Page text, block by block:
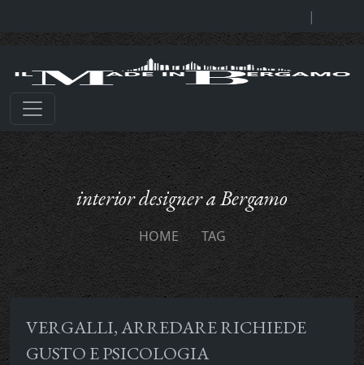
|
interior designer a Bergamo
HOME TAG
VERGALLI, ARREDARE RICHIEDE
GUSTO E PSICOLOGIA